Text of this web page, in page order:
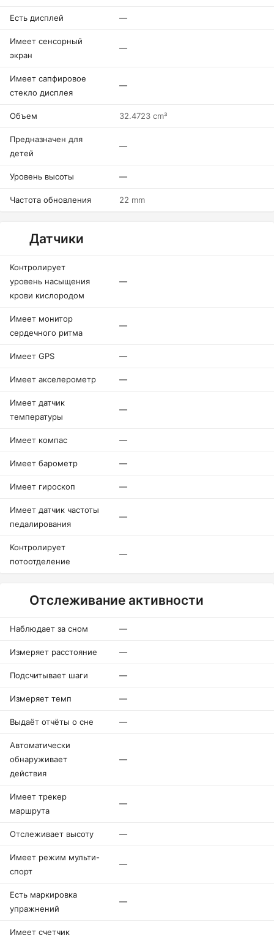
Есть дисплей —
Имеет сенсорный
экран
—
Имеет сапфировое
стекло дисплея
—
Объем 32.4723 cm³
Предназначен для
детей
—
Уровень высоты —
Частота обновления 22 mm
Датчики
Контролирует
уровень насыщения
крови кислородом
—
Имеет монитор
сердечного ритма
—
Имеет GPS —
Имеет акселерометр —
Имеет датчик
температуры
—
Имеет компас —
Имеет барометр —
Имеет гироскоп —
Имеет датчик частоты
педалирования
—
Контролирует
потоотделение
—
Отслеживание активности
Наблюдает за сном —
Измеряет расстояние —
Подсчитывает шаги —
Измеряет темп —
Выдаёт отчёты о сне —
Автоматически
обнаруживает
действия
—
Имеет трекер
маршрута
—
Отслеживает высоту —
Имеет режим мульти-
спорт
—
Есть маркировка
упражнений
—
Имеет счетчик